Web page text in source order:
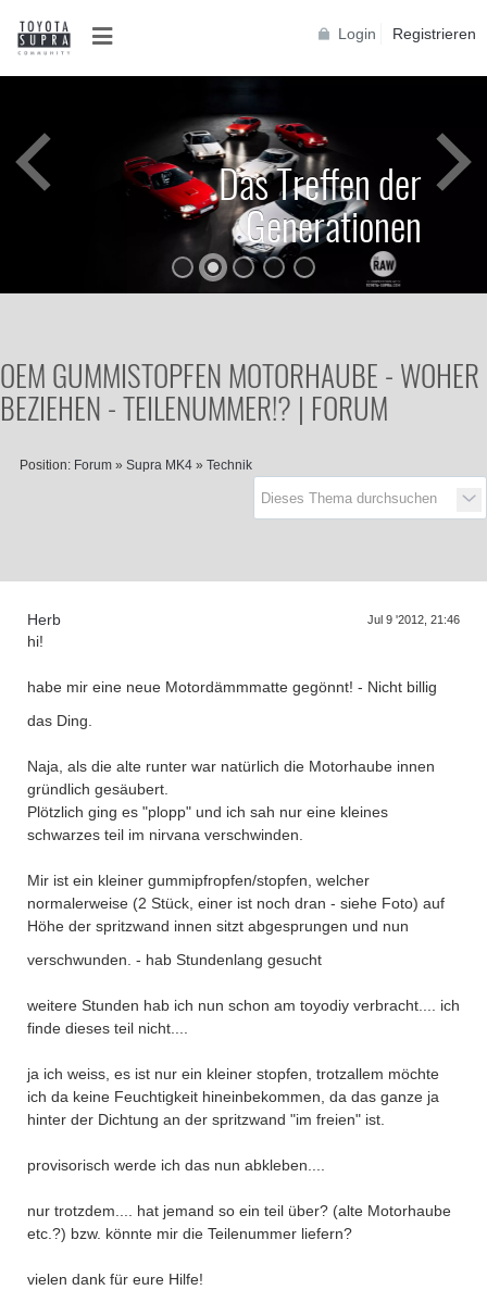
Login Registrieren
D
a
s
T
r
e
f
f
e
n
d
e
r
G
e
n
e
r
a
t
i
o
n
e
n
Das Treffen der
Generationen
OEM GUMMISTOPFEN MOTORHAUBE - WOHER
BEZIEHEN - TEILENUMMER!? | FORUM
Position: Forum » Supra MK4 » Technik
Herb Jul 9 '2012, 21:46
hi!
habe mir eine neue Motordämmmatte gegönnt! - Nicht billig
das Ding.
Naja, als die alte runter war natürlich die Motorhaube innen
gründlich gesäubert.
Plötzlich ging es "plopp" und ich sah nur eine kleines
schwarzes teil im nirvana verschwinden.
Mir ist ein kleiner gummipfropfen/stopfen, welcher
normalerweise (2 Stück, einer ist noch dran - siehe Foto) auf
Höhe der spritzwand innen sitzt abgesprungen und nun
verschwunden. - hab Stundenlang gesucht
weitere Stunden hab ich nun schon am toyodiy verbracht.... ich
finde dieses teil nicht....
ja ich weiss, es ist nur ein kleiner stopfen, trotzallem möchte
ich da keine Feuchtigkeit hineinbekommen, da das ganze ja
hinter der Dichtung an der spritzwand "im freien" ist.
provisorisch werde ich das nun abkleben....
nur trotzdem.... hat jemand so ein teil über? (alte Motorhaube
etc.?) bzw. könnte mir die Teilenummer liefern?
vielen dank für eure Hilfe!